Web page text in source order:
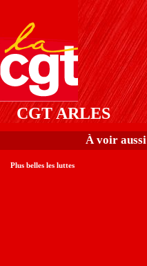
CGT ARLES
À voir aussi
Plus belles les luttes